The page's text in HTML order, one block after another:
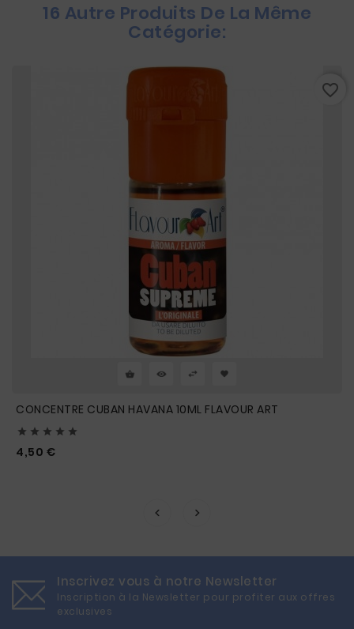
16 Autre Produits De La Même
Catégorie:
CONCENTRE CUBAN HAVANA 10ML FLAVOUR ART
    
4,50 €
favorite_border
Inscrivez vous à notre Newsletter
Inscription à la Newsletter pour profiter aux offres
exclusives